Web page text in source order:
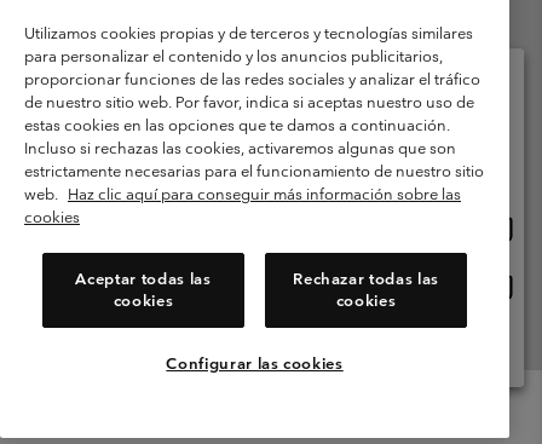
Condiciones de uso
Terminos de Venta
Garantía
Política de Privacidad
Términos y condiciones del programa de miembros
Términos De Uso Del Contenido Generado Por Los Usuarios
Impressum
Cookies Public CBCR
Servicio al cliente: Lu. - Vi. de 9:00 a 13:00 y de 14:00 a 18:00
Utilizamos cookies propias y de terceros y tecnologías similares
para personalizar el contenido y los anuncios publicitarios,
proporcionar funciones de las redes sociales y analizar el tráfico
de nuestro sitio web. Por favor, indica si aceptas nuestro uso de
estas cookies en las opciones que te damos a continuación.
Incluso si rechazas las cookies, activaremos algunas que son
estrictamente necesarias para el funcionamiento de nuestro sitio
web. Haz clic aquí para conseguir más información sobre las
cookies
Aceptar todas las
cookies
Rechazar todas las
cookies
Configurar las cookies
Selecciona tu país e idioma envío
Compras en línea disponibles
línea
España
Ver Todos Los Países